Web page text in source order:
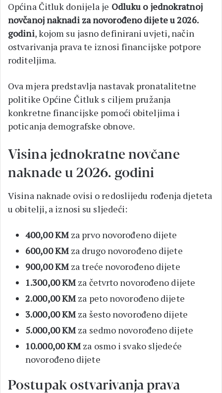
Općina Čitluk donijela je Odluku o jednokratnoj
novčanoj naknadi za novorođeno dijete u 2026.
godini, kojom su jasno definirani uvjeti, način
ostvarivanja prava te iznosi financijske potpore
roditeljima.
Ova mjera predstavlja nastavak pronatalitetne
politike Općine Čitluk s ciljem pružanja
konkretne financijske pomoći obiteljima i
poticanja demografske obnove.
Visina jednokratne novčane
naknade u 2026. godini
Visina naknade ovisi o redoslijedu rođenja djeteta
u obitelji, a iznosi su sljedeći:
400,00 KMza prvo novorođeno dijete
600,00 KMza drugo novorođeno dijete
900,00 KMza treće novorođeno dijete
1.300,00 KM za četvrto novorođeno dijete
2.000,00 KM za peto novorođeno dijete
3.000,00 KM za šesto novorođeno dijete
5.000,00 KM za sedmo novorođeno dijete
10.000,00 KM za osmo i svako sljedeće
novorođeno dijete
Postupak ostvarivanja prava